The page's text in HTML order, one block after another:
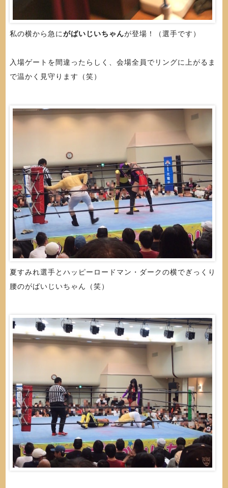
私の横から急にがばいじいちゃんが登場！（選手です）
入場ゲートを間違ったらしく、会場全員でリングに上がるま
で温かく見守ります（笑）
夏すみれ選手とハッピーロードマン・ダークの横でぎっくり
腰のがばいじいちゃん（笑）